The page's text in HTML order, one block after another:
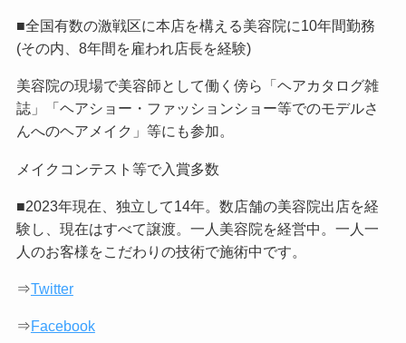
■全国有数の激戦区に本店を構える美容院に10年間勤務
(その内、8年間を雇われ店長を経験)
美容院の現場で美容師として働く傍ら「ヘアカタログ雑
誌」「ヘアショー・ファッションショー等でのモデルさ
んへのヘアメイク」等にも参加。
メイクコンテスト等で入賞多数
■2023年現在、独立して14年。数店舗の美容院出店を経
験し、現在はすべて譲渡。一人美容院を経営中。一人一
人のお客様をこだわりの技術で施術中です。
⇒Twitter
⇒Facebook